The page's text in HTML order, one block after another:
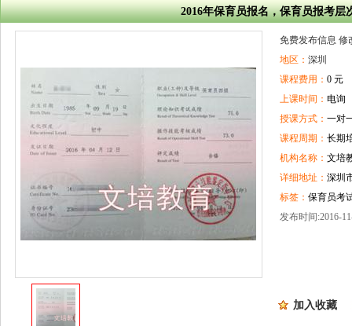
2016年保育员报名，保育员报考层
免费发布信息 修
地区： 深圳
课程费用： 0 元
上课时间： 电询
授课方式： 一对
课程周期： 长期
机构名称： 文培
详细地址： 深圳
标签： 保育员考
发布时间:2016-
加入收藏